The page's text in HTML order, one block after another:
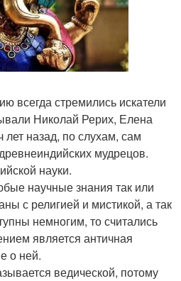
всегда стремились искатели
Николай Рерих, Елена
лет назад, по слухам, сам
мудрецов.
науки.
научные знания так или
с религией и мистикой, а так
немногим, то считались
является античная
о ней.
ведической, потому